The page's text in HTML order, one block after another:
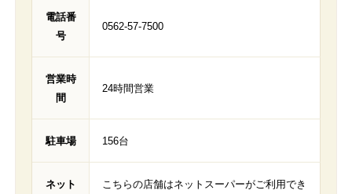
電話番
号
0562-57-7500
営業時
間
24時間営業
駐車場 156台
ネット
こちらの店舗はネットスーパーがご利用でき